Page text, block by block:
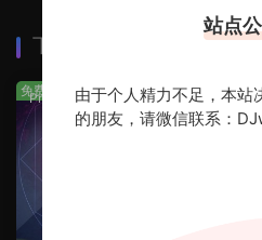
下载排行
Prog House·免费分享
免费
站点
由于个人精力不足，本站
的朋友，请微信联系：